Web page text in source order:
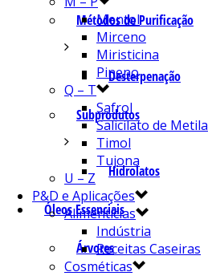
Métodos de Purificação
Desterpenação
Subprodutos
Hidrolatos
Óleos Essenciais
Árvores
Mentol
Mirceno
Miristicina
Pineno
Q – T
Safrol
Salicilato de Metila
Timol
Tujona
U – Z
P&D e Aplicações
Alimentícias
Indústria
Receitas Caseiras
Cosméticas